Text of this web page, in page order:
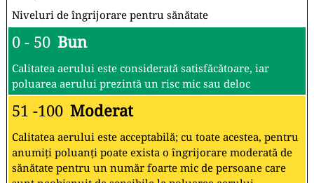
Niveluri de îngrijorare pentru sănătate
0 - 50 Bun
Calitatea aerului este considerată satisfăcătoare, iar
poluarea aerului prezintă un risc mic sau deloc
51 -100 Moderat
Calitatea aerului este acceptabilă; cu toate acestea, pentru
anumiți poluanți poate exista o îngrijorare moderată de
sănătate pentru un număr foarte mic de persoane care